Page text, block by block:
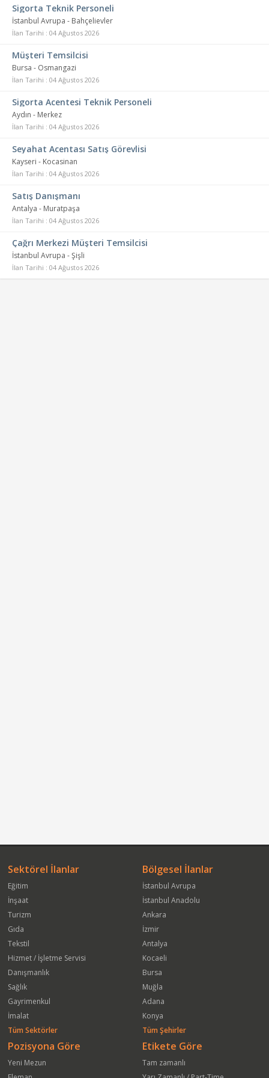
Sigorta Teknik Personeli
İstanbul Avrupa - Bahçelievler
İlan Tarihi : 04 Ağustos 2026
Müşteri Temsilcisi
Bursa - Osmangazi
İlan Tarihi : 04 Ağustos 2026
Sigorta Acentesi Teknik Personeli
Aydın - Merkez
İlan Tarihi : 04 Ağustos 2026
Seyahat Acentası Satış Görevlisi
Kayseri - Kocasinan
İlan Tarihi : 04 Ağustos 2026
Satış Danışmanı
Antalya - Muratpaşa
İlan Tarihi : 04 Ağustos 2026
Çağrı Merkezi Müşteri Temsilcisi
İstanbul Avrupa - Şişli
İlan Tarihi : 04 Ağustos 2026
Sektörel İlanlar
Eğitim
İnşaat
Turizm
Gıda
Tekstil
Hizmet / İşletme Servisi
Danışmanlık
Sağlık
Gayrimenkul
İmalat
Tüm Sektörler
Bölgesel İlanlar
İstanbul Avrupa
İstanbul Anadolu
Ankara
İzmir
Antalya
Kocaeli
Bursa
Muğla
Adana
Konya
Tüm Şehirler
Pozisyona Göre
Yeni Mezun
Etikete Göre
Tam zamanlı